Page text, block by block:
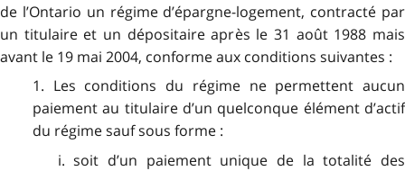
de l’Ontario un régime d’épargne-logement, contracté par
un titulaire et un dépositaire après le 31 août 1988 mais
avant le 19 mai 2004, conforme aux conditions suivantes :
1. Les conditions du régime ne permettent aucun
paiement au titulaire d’un quelconque élément d’actif
du régime sauf sous forme :
i. soit d’un paiement unique de la totalité des